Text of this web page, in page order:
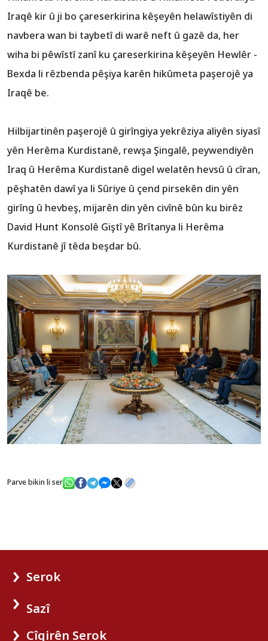
Iraqê kir û ji bo çareserkirina kêşeyên ‏helawîstiyên di
navbera wan bi taybetî di warê neft û gazê da, her
wiha bi pêwîstî zanî ku ‏çareserkirina kêşeyên Hewlêr -
Bexda li rêzbenda pêşiya karên hikûmeta paşerojê ya
Hilbijartinên paşerojê û girîngiya yekrêziya aliyên siyasî
yên Herêma Kurdistanê, rewşa Şingalê, peywendiyên
Iraq û Herêma Kurdistanê digel welatên hevsû û cîran,
girîng û hevbeş, mijarên din yên civînê bûn ku birêz
David Hunt Konsolê Giştî yê Brîtanya li Herêma
Kurdistanê jî têda beşdar bû.
Parve bikin li ser
Serok
Sazî
Cîgirên Serok